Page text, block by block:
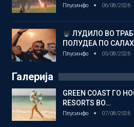
Плусинфо 06/08/2026
ЛУДИЛО ВО
ПОЛУДЕА ПО САЛАХ
Плусинфо 05/08/2026
Галерија
GREEN COAST ГО
RESORTS ВО…
Плусинфо 07/08/2026